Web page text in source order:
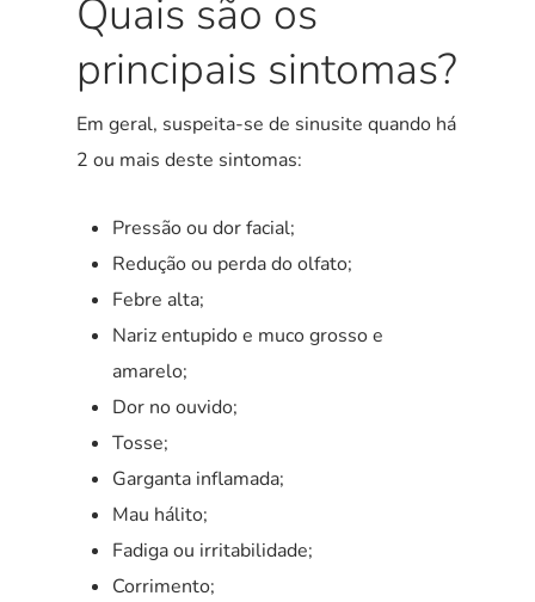
Quais são os
principais sintomas?
Em geral, suspeita-se de sinusite quando há
2 ou mais deste sintomas:
Pressão ou dor facial;
Redução ou perda do olfato;
Febre alta;
Nariz entupido e muco grosso e
amarelo;
Dor no ouvido;
Tosse;
Garganta inflamada;
Mau hálito;
Fadiga ou irritabilidade;
Corrimento;